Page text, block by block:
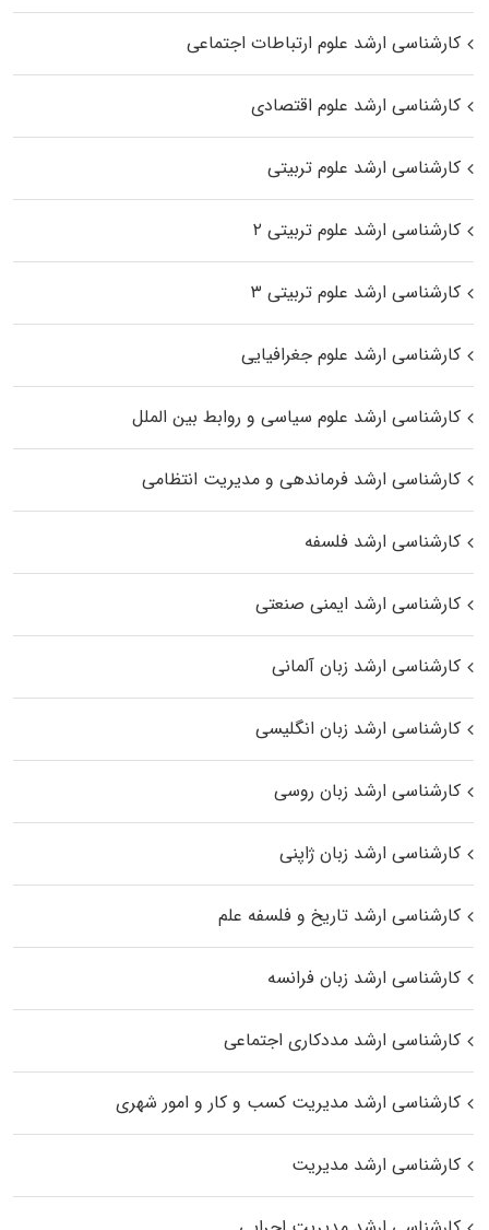
کارشناسی ارشد علوم ارتباطات اجتماعی
کارشناسی ارشد علوم اقتصادی
کارشناسی ارشد علوم تربیتی
کارشناسی ارشد علوم تربیتی ۲
کارشناسی ارشد علوم تربیتی ۳
کارشناسی ارشد علوم جغرافیایی
کارشناسی ارشد علوم سیاسی و روابط بین الملل
کارشناسی ارشد فرماندهی و مدیریت انتظامی
کارشناسی ارشد فلسفه
کارشناسی ارشد ایمنی صنعتی
کارشناسی ارشد زبان آلمانی
کارشناسی ارشد زبان انگلیسی
کارشناسی ارشد زبان روسی
کارشناسی ارشد زبان ژاپنی
کارشناسی ارشد تاریخ و فلسفه علم
کارشناسی ارشد زبان فرانسه
کارشناسی ارشد مددکاری اجتماعی
کارشناسی ارشد مدیریت کسب و کار و امور شهری
کارشناسی ارشد مدیریت